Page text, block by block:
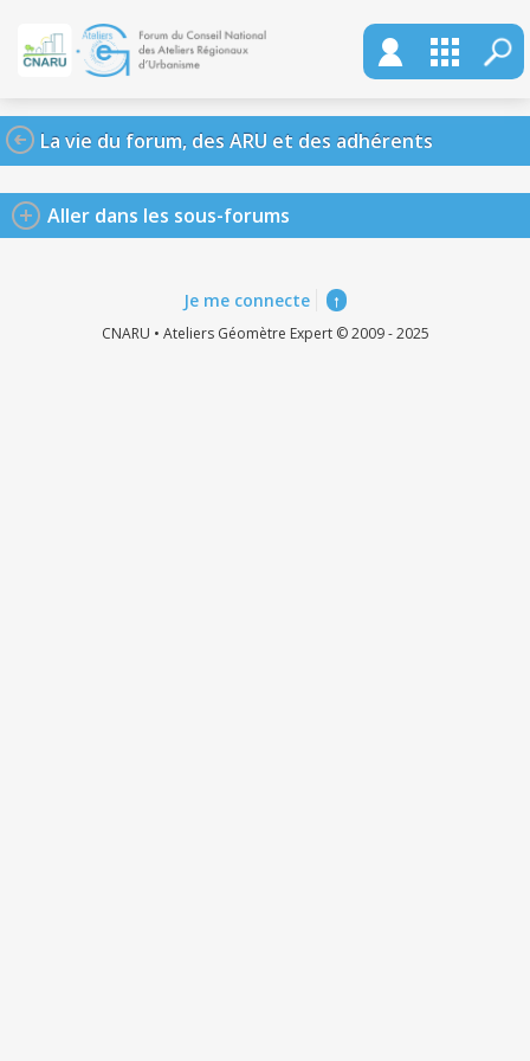
La vie du forum, des ARU et des adhérents
Aller dans les sous-forums
Je me connecte ↑
CNARU • Ateliers Géomètre Expert © 2009 - 2025